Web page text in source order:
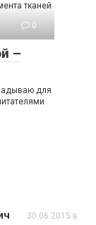
тканей
0
–
для
30.06.2015 в